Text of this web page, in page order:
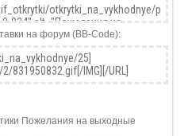
на форум (BB-Code):
Пожелания на выходные